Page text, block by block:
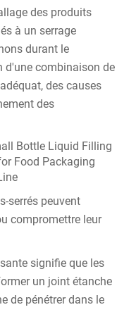
des produits
à un serrage
durant le
d'une combinaison de
des causes
des
serrés peuvent
compromettre leur
signifie que les
un joint étanche
de pénétrer dans le